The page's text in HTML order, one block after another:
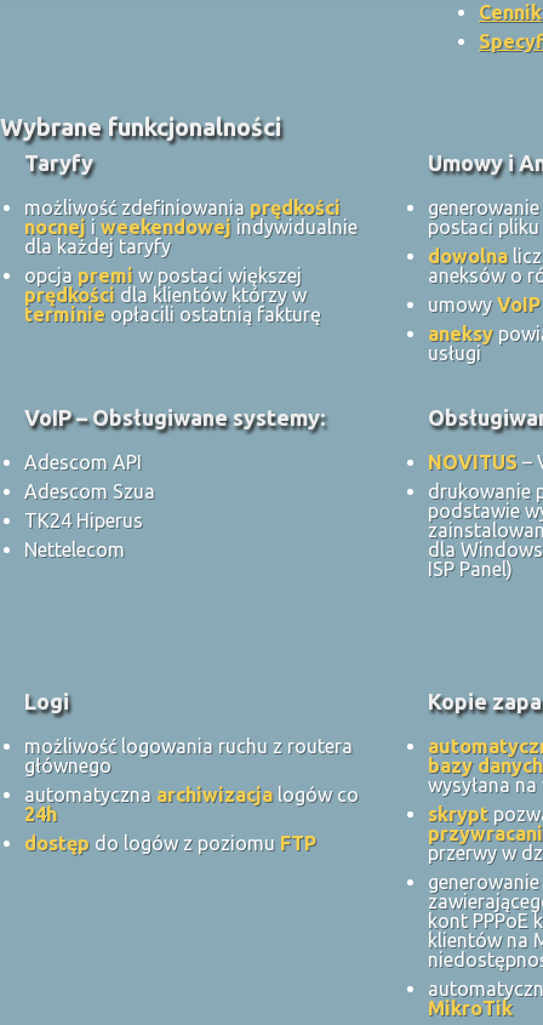
Cennik
Wybrane funkcjonalności
Taryfy
możliwość zdefiniowania prędkości
nocnej i weekendowej indywidualnie
dla każdej taryfy
opcja premi w postaci większej
prędkości dla klientów którzy w
terminie opłacili ostatnią fakturę
Umowy i
generowanie
postaci pliku
dowolna
aneksów o
umowyVoIP
aneksy
usługi
VoIP – Obsługiwane systemy:
Adescom API
Adescom Szua
TK24 Hiperus
Nettelecom
NOVITUS –
drukowanie
podstawie
dla
ISP Panel)
Logi
możliwość logowania ruchu z routera
głównego
automatyczna archiwizacjalogów co
24h
dostęp do logów z poziomu FTP
Kopie
bazy danych
wysyłana
skrypt
przerwy w
kont PPPoE
klientów na
MikroTik